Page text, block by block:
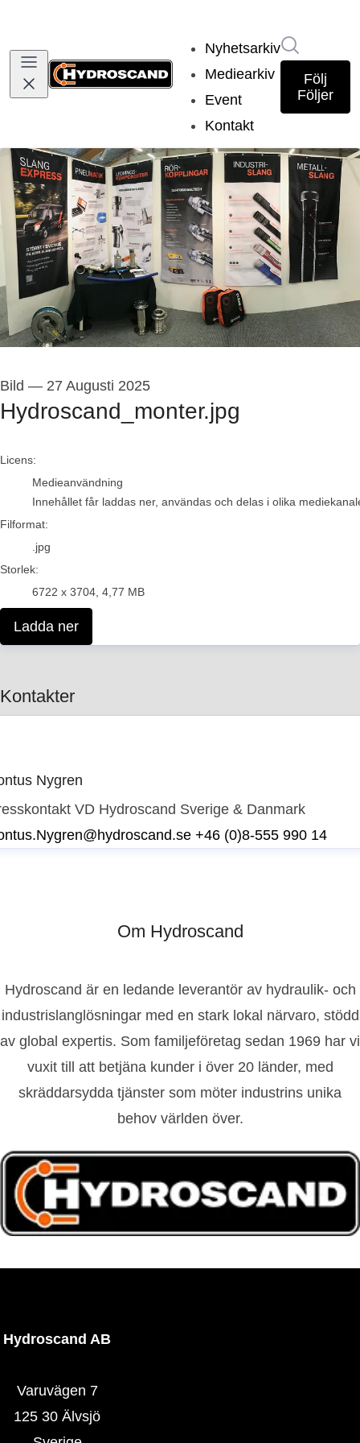
Nyhetsarkiv
Mediearkiv
Event
Kontakt
Följ
Följer
Bild — 27 Augusti 2025
Hydroscand_monter.jpg
go to media item
Licens:
Medieanvändning
Innehållet får laddas ner, användas och delas i olika
Filformat:
.jpg
Storlek:
6722 x 3704, 4,77 MB
Ladda ner
Kontakter
Nygren
VD Hydroscand Sverige & Danmark
+46 (0)8-555 990 14
Om Hydroscand
Hydroscand är en ledande leverantör av hydraulik- och
industrislanglösningar med en stark lokal närvaro, stödd
av global expertis. Som familjeföretag sedan 1969 har vi
vuxit till att betjäna kunder i över 20 länder, med
skräddarsydda tjänster som möter industrins unika
behov världen över.
Hydroscand AB
Varuvägen 7
125 30 Älvsjö